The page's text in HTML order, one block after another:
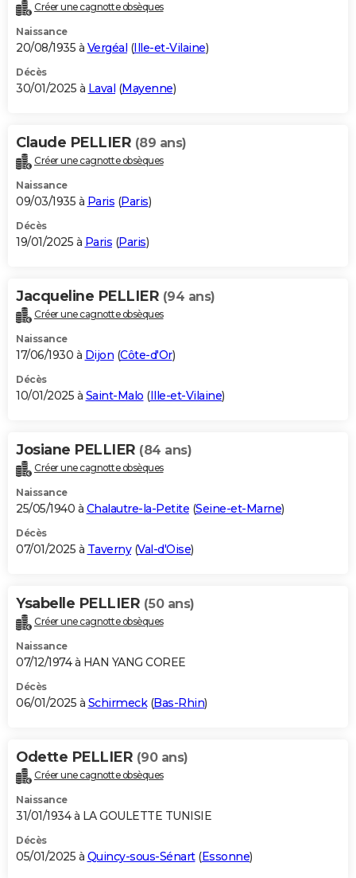
Créer une cagnotte obsèques
Naissance
20/08/1935 à Vergéal (Ille-et-Vilaine)
Décès
30/01/2025 à Laval (Mayenne)
Claude PELLIER (89 ans)
Créer une cagnotte obsèques
Naissance
09/03/1935 à Paris (Paris)
Décès
19/01/2025 à Paris (Paris)
Jacqueline PELLIER (94 ans)
Créer une cagnotte obsèques
Naissance
17/06/1930 à Dijon (Côte-d'Or)
Décès
10/01/2025 à Saint-Malo (Ille-et-Vilaine)
Josiane PELLIER (84 ans)
Créer une cagnotte obsèques
Naissance
25/05/1940 à Chalautre-la-Petite (Seine-et-Marne)
Décès
07/01/2025 à Taverny(Val-d'Oise)
Ysabelle PELLIER (50 ans)
Créer une cagnotte obsèques
Naissance
07/12/1974 à HAN YANG COREE
Décès
06/01/2025 à Schirmeck(Bas-Rhin)
Odette PELLIER (90 ans)
Créer une cagnotte obsèques
Naissance
31/01/1934 à LA GOULETTE TUNISIE
Décès
05/01/2025 à Quincy-sous-Sénart(Essonne)